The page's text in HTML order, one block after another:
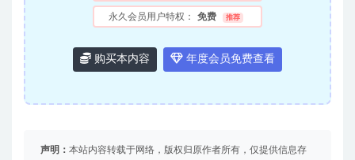
永久会员用户特权： 免费 推荐
购买本内容 年度会员免费查看
声明： 本站内容转载于网络，版权归原作者所有，仅提供信息存